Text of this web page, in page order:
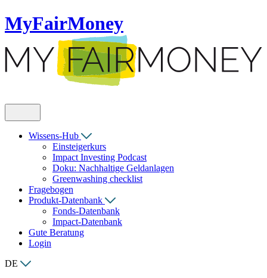
MyFairMoney
Wissens-Hub
Einsteigerkurs
Impact Investing Podcast
Doku: Nachhaltige Geldanlagen
Greenwashing checklist
Fragebogen
Produkt-Datenbank
Fonds-Datenbank
Impact-Datenbank
Gute Beratung
Login
DE